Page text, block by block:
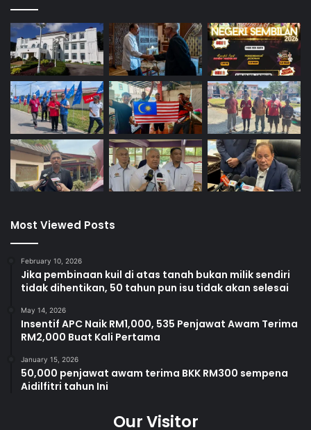
Most Viewed Posts
February 10, 2026
Jika pembinaan kuil di atas tanah bukan milik sendiri
tidak dihentikan, 50 tahun pun isu tidak akan selesai
May 14, 2026
Insentif APC Naik RM1,000, 535 Penjawat Awam Terima
RM2,000 Buat Kali Pertama
January 15, 2026
50,000 penjawat awam terima BKK RM300 sempena
Aidilfitri tahun Ini
Our Visitor